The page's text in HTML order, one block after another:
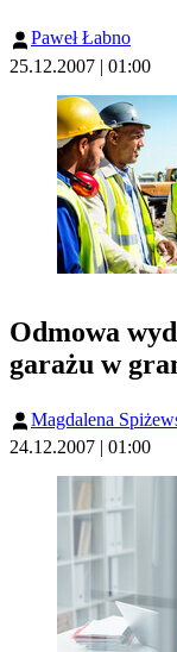
Paweł Łabno
25.12.2007 | 01:00
Odmowa
garażu w
Magdalena
24.12.2007 | 01:00